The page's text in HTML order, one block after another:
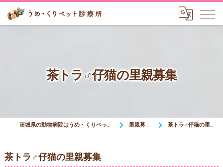
茶トラ♂仔猫の里親募集
茨城県の動物病院はうめ・くりペット診療所 里親募集中 茶トラ♂仔猫の里親募集
茶トラ♂仔猫の里親募集